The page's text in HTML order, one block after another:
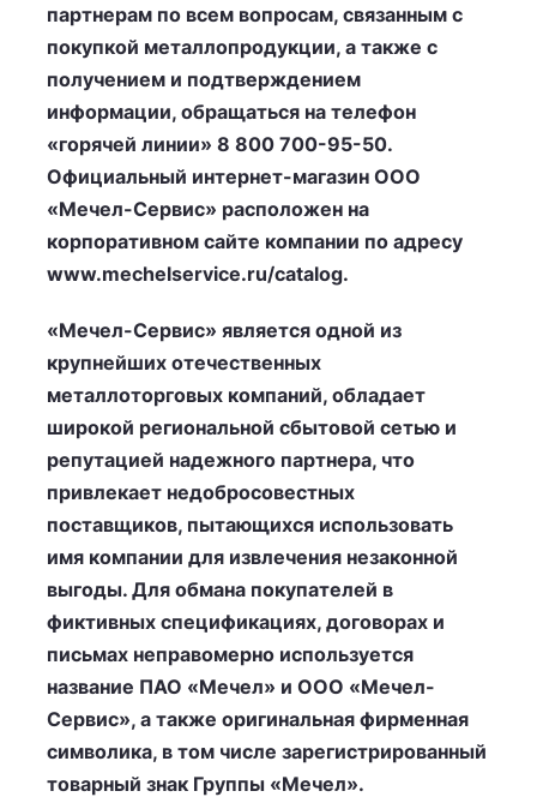
партнерам по всем вопросам, связанным с
покупкой металлопродукции, а также с
получением и подтверждением
информации, обращаться на телефон
«горячей линии» 8 800 700-95-50.
Официальный интернет-магазин ООО
«Мечел-Сервис» расположен на
корпоративном сайте компании по адресу
www.mechelservice.ru/catalog.
«Мечел-Сервис» является одной из
крупнейших отечественных
металлоторговых компаний, обладает
широкой региональной сбытовой сетью и
репутацией надежного партнера, что
привлекает недобросовестных
поставщиков, пытающихся использовать
имя компании для извлечения незаконной
выгоды. Для обмана покупателей в
фиктивных спецификациях, договорах и
письмах неправомерно используется
название ПАО «Мечел» и ООО «Мечел-
Сервис», а также оригинальная фирменная
символика, в том числе зарегистрированный
товарный знак Группы «Мечел».